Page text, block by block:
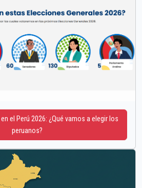
el Perú 2026: ¿Qué vamos a elegir los
peruanos?